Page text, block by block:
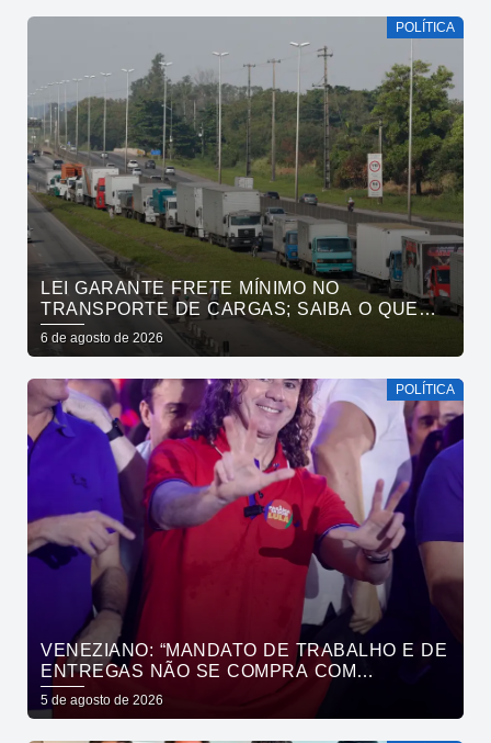
POLÍTICA
LEI GARANTE FRETE MÍNIMO NO
TRANSPORTE DE CARGAS; SAIBA O QUE
MUDA
6 de agosto de 2026
POLÍTICA
VENEZIANO: “MANDATO DE TRABALHO E DE
ENTREGAS NÃO SE COMPRA COM
DINHEIRO, SE CONQUISTA COM TRABALHO”
5 de agosto de 2026